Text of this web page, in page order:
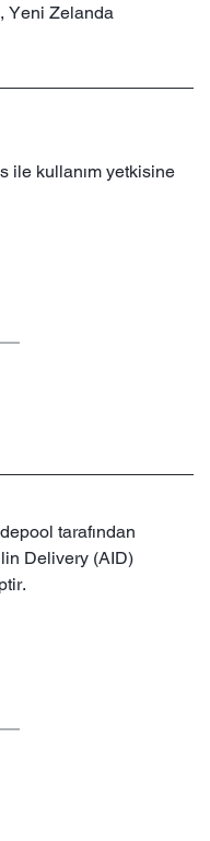
Yeni Zelanda
ile kullanım yetkisine
tarafından
Delivery (AID)